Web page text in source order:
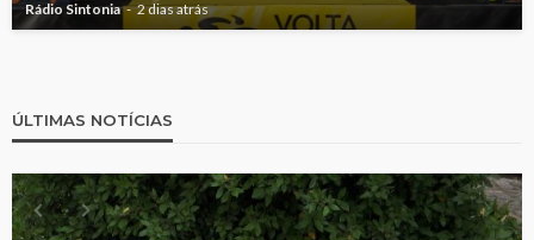
Rádio Sintonia 2 dias atrás
ÚLTIMAS NOTÍCIAS